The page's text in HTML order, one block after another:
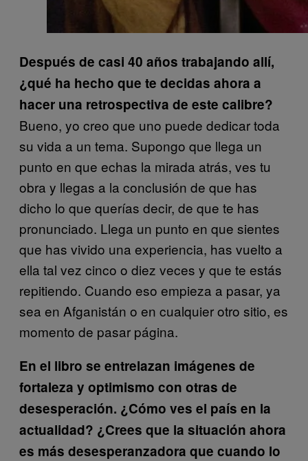
Después de casi 40 años trabajando allí,
¿qué ha hecho que te decidas ahora a
hacer una retrospectiva de este calibre?
Bueno, yo creo que uno puede dedicar toda
su vida a un tema. Supongo que llega un
punto en que echas la mirada atrás, ves tu
obra y llegas a la conclusión de que has
dicho lo que querías decir, de que te has
pronunciado. Llega un punto en que sientes
que has vivido una experiencia, has vuelto a
ella tal vez cinco o diez veces y que te estás
repitiendo. Cuando eso empieza a pasar, ya
sea en Afganistán o en cualquier otro sitio, es
momento de pasar página.
En el libro se entrelazan imágenes de
fortaleza y optimismo con otras de
desesperación. ¿Cómo ves el país en la
actualidad? ¿Crees que la situación ahora
es más desesperanzadora que cuando lo